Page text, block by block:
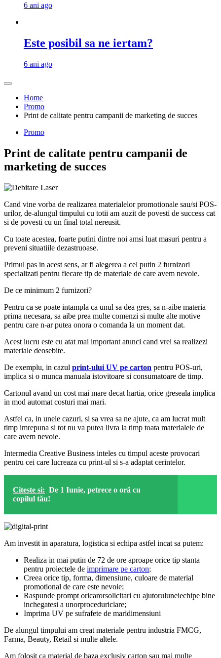
6 ani ago
Este posibil sa ne iertam?
6 ani ago
Home
Promo
Print de calitate pentru campanii de marketing de succes
Promo
Print de calitate pentru campanii de
marketing de succes
Cand vine vorba de realizarea materialelor promotionale sau/si POS-
urilor, de-alungul timpului cu totii am auzit de povesti de success cat
si de povesti cu un final total nereusit.
Cu toate acestea, foarte putini dintre noi amsi luat masuri pentru a
preveni situatiile dezastruoase.
Primul pas in acest sens, ar fi alegerea a cel putin 2 furnizori
specializati pentru fiecare tip de materiale de care avem nevoie.
De ce minimum 2 furnizori?
Pentru ca se poate intampla ca unul sa dea gres, sa n-aibe materia
prima necesara, sa aibe prea multe comenzi si multe alte motive
pentru care n-ar putea onora o comanda la un moment dat.
Acest lucru este cu atat mai important atunci cand vrei sa realizezi
materiale deosebite.
De exemplu, in cazul print-ului UV pe carton pentru POS-uri,
implica si o munca manuala istovitoare si consumatoare de timp.
Cartonul avand un cost mai mare decat hartia, orice greseala implica
in mod automat costuri mai mari.
Astfel ca, in unele cazuri, si sa vrea sa ne ajute, ca am lucrat mult
timp imrepuna si tot nu va putea livra la timp toata materialele de
care avem nevoie.
Intermedia Creative Business inteles cu timpul aceste provocari
pentru cei care lucreaza cu print-ul si s-a adaptat cerintelor.
Citeste si: De 1 Iunie, petrece o oră cu
copilul tău!
Am investit in aparatura, logistica si echipa astfel incat sa putem:
Realiza in mai putin de 72 de ore aproape orice tip stanta
pentru proiectele de imprimare pe carton;
Creea orice tip, forma, dimensiune, culoare de material
promotional de care este nevoie;
Raspunde prompt oricarorsolicitari cu ajutoruluneiechipe bine
inchegatesi a unorproceduriclare;
Imprima UV pe sufrafete de maridimensiuni
De alungul timpului am creat materiale pentru industria FMCG,
Farma, Beauty, Retail si multe altele.
Am folosit ca material de baza exclusiv carton sau mai multe